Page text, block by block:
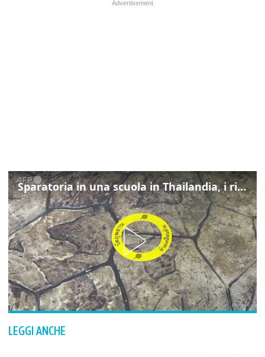
Sparatoria in una scuola in Thailandia, i rilievi della polizia
LEGGI ANCHE